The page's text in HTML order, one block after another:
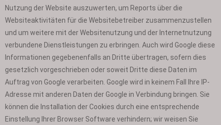
Nutzung der Website auszuwerten, um Reports über die
Websiteaktivitäten für die Websitebetreiber zusammenzustellen
und um weitere mit der Websitenutzung und der Internetnutzung
verbundene Dienstleistungen zu erbringen. Auch wird Google diese
Informationen gegebenenfalls an Dritte übertragen, sofern dies
gesetzlich vorgeschrieben oder soweit Dritte diese Daten im
Auftrag von Google verarbeiten. Google wird in keinem Fall Ihre IP-
Adresse mit anderen Daten der Google in Verbindung bringen. Sie
können die Installation der Cookies durch eine entsprechende
Einstellung Ihrer Browser Software verhindern; wir weisen Sie